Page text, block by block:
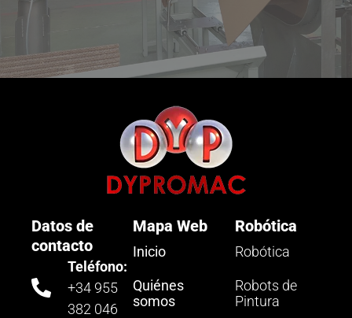
Datos de
contacto
Teléfono:
+34 955
382 046
Mapa Web
Inicio
Quiénes
somos
Robótica
Robótica
Robots de
Pintura